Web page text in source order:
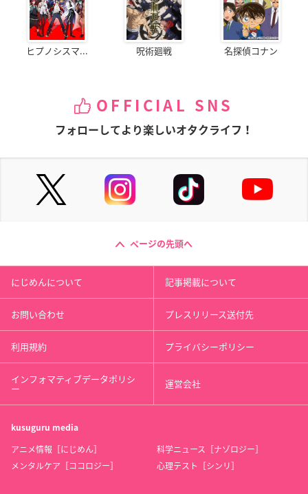
ヒプノシスマ... 呪術廻戦 名探偵コナン
OFFICIAL SNS
フォローしてより楽しいオタクライフ！
ページの先頭へ
にじめんについて 記事掲載について
お問い合わせ プレスリリース送付先
利用規約 プライバシーポリシー
インフォマティブデータポリシ
ー 運営会社
kusuguru media
アニメ情報［にじめん］
科学ニュース［ナゾロジー］
メンタルケア［ココロジー］
心理テスト［シンリ］